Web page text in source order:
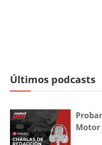
Últimos podcasts
Motor